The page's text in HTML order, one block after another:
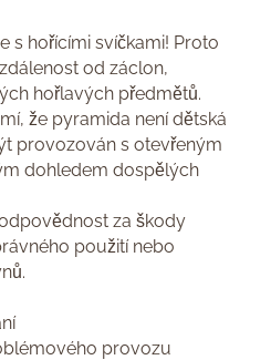
s hořícími svíčkami! Proto
od záclon,
hořlavých předmětů.
že pyramida není dětská
provozován s otevřeným
dohledem dospělých
za škody
použití nebo
provozu